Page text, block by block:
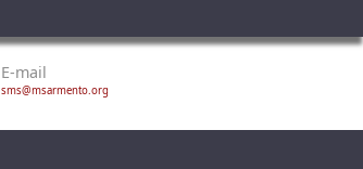
E-mail
sms@msarmento.org